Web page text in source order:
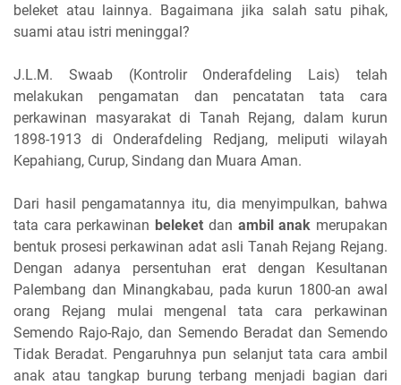
beleket atau lainnya. Bagaimana jika salah satu pihak,
suami atau istri meninggal?
J.L.M. Swaab (Kontrolir Onderafdeling Lais) telah
melakukan pengamatan dan pencatatan tata cara
perkawinan masyarakat di Tanah Rejang, dalam kurun
1898-1913 di Onderafdeling Redjang, meliputi wilayah
Kepahiang, Curup, Sindang dan Muara Aman.
Dari hasil pengamatannya itu, dia menyimpulkan, bahwa
tata cara perkawinan beleket dan ambil anak merupakan
bentuk prosesi perkawinan adat asli Tanah Rejang Rejang.
Dengan adanya persentuhan erat dengan Kesultanan
Palembang dan Minangkabau, pada kurun 1800-an awal
orang Rejang mulai mengenal tata cara perkawinan
Semendo Rajo-Rajo, dan Semendo Beradat dan Semendo
Tidak Beradat. Pengaruhnya pun selanjut tata cara ambil
anak atau tangkap burung terbang menjadi bagian dari